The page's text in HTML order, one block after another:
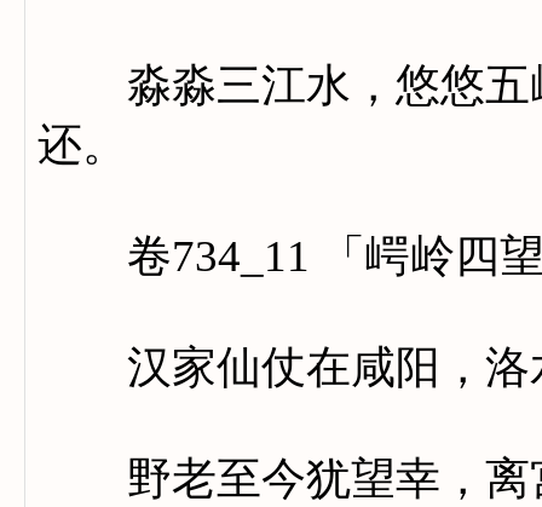
淼淼三江水，悠悠五
还。
卷734_11 「崿岭四
汉家仙仗在咸阳，洛
野老至今犹望幸，离